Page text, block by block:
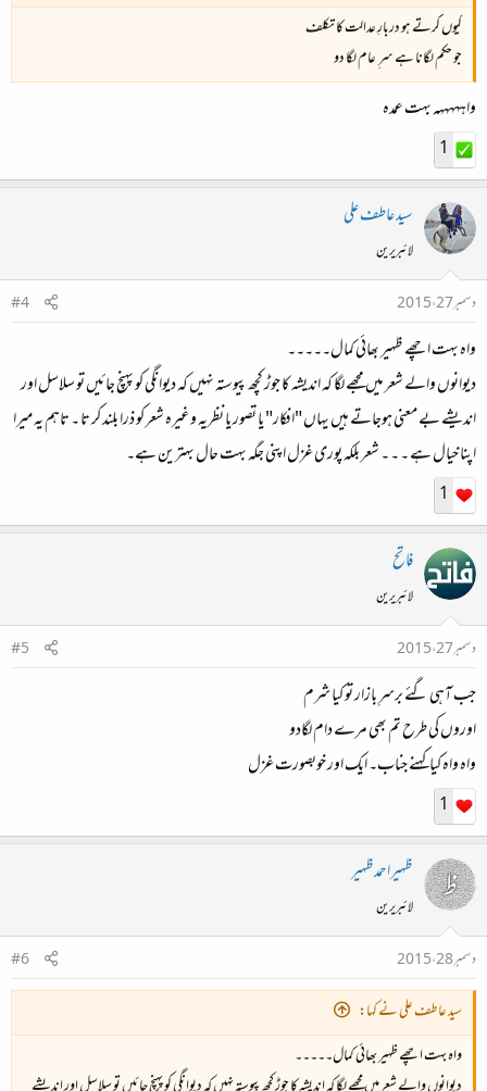
کیوں کرتے ہو دربارِ عدالت کا تکلف
جو حکم لگانا ہے سر ِ عام لگا دو
واہہہہہہ بہت عمدہ
1
سید عاطف علی
لائبریرین
دسمبر 27، 2015
#4
واہ بہت اچھے ظہیر بھائی کمال۔۔۔۔۔
دیوانوں والے شعر میں مجھے لگا کہ اندیشہ کا جوڑ کچھ پیوستہ نہیں کہ دیوانگی کو پہنچ جائیں تو سلاسل اور
اندیشے بے معنی ہوجاتے ہیں یہاں "افکار" یا تصور یا نظریہ وغیرہ شعر کو ذرا بلند کر تا ۔ تاہم یہ میرا
اپنا خیال ہے ۔ ۔ ۔ شعر بلکہ پوری غزل اپنی جگہ بہت حال بہترین ہے۔
1
فاتح
لائبریرین
دسمبر 27، 2015
#5
جب آہی گئے برسرِ بازار تو کیا شرم
اوروں کی طرح تم بھی مرے دام لگادو
واہ واہ کیاکہنے جناب۔ ایک اور خوبصورت غزل
1
ظہیراحمدظہیر
لائبریرین
دسمبر 28، 2015
#6
سید عاطف علی نے کہا:
واہ بہت اچھے ظہیر بھائی کمال۔۔۔۔۔